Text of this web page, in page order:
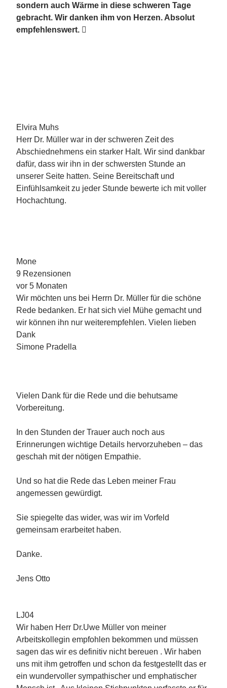
sondern auch Wärme in diese schweren Tage
gebracht. Wir danken ihm von Herzen. Absolut
empfehlenswert. 
Elvira Muhs
Herr Dr. Müller war in der schweren Zeit des
Abschiednehmens ein starker Halt. Wir sind dankbar
dafür, dass wir ihn in der schwersten Stunde an
unserer Seite hatten. Seine Bereitschaft und
Einfühlsamkeit zu jeder Stunde bewerte ich mit voller
Hochachtung.
Mone
9 Rezensionen
vor 5 Monaten
Wir möchten uns bei Herrn Dr. Müller für die schöne
Rede bedanken. Er hat sich viel Mühe gemacht und
wir können ihn nur weiterempfehlen. Vielen lieben
Dank
Simone Pradella
Vielen Dank für die Rede und die behutsame
Vorbereitung.
In den Stunden der Trauer auch noch aus
Erinnerungen wichtige Details hervorzuheben – das
geschah mit der nötigen Empathie.
Und so hat die Rede das Leben meiner Frau
angemessen gewürdigt.
Sie spiegelte das wider, was wir im Vorfeld
gemeinsam erarbeitet haben.
Danke.
Jens Otto
LJ04
Wir haben Herr Dr.Uwe Müller von meiner
Arbeitskollegin empfohlen bekommen und müssen
sagen das wir es definitiv nicht bereuen . Wir haben
uns mit ihm getroffen und schon da festgestellt das er
ein wundervoller sympathischer und emphatischer